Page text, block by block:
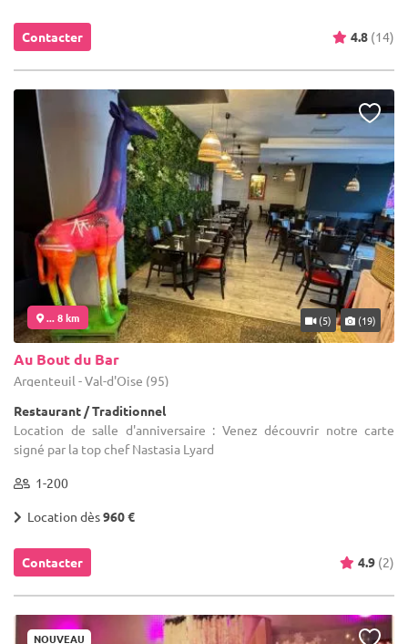
Contacter 4.8 (14)
... 8 km (5) (19)
Au Bout du Bar
Argenteuil - Val-d'Oise (95)
Restaurant / Traditionnel
Location de salle d'anniversaire : Venez découvrir notre carte
signé par la top chef Nastasia Lyard
1-200
Location dès960 €
Contacter 4.9 (2)
NOUVEAU